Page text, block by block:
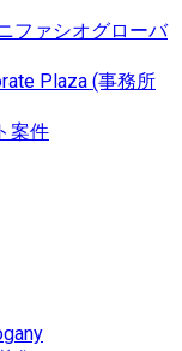
ファシオグローバ
Plaza (事務所
案件